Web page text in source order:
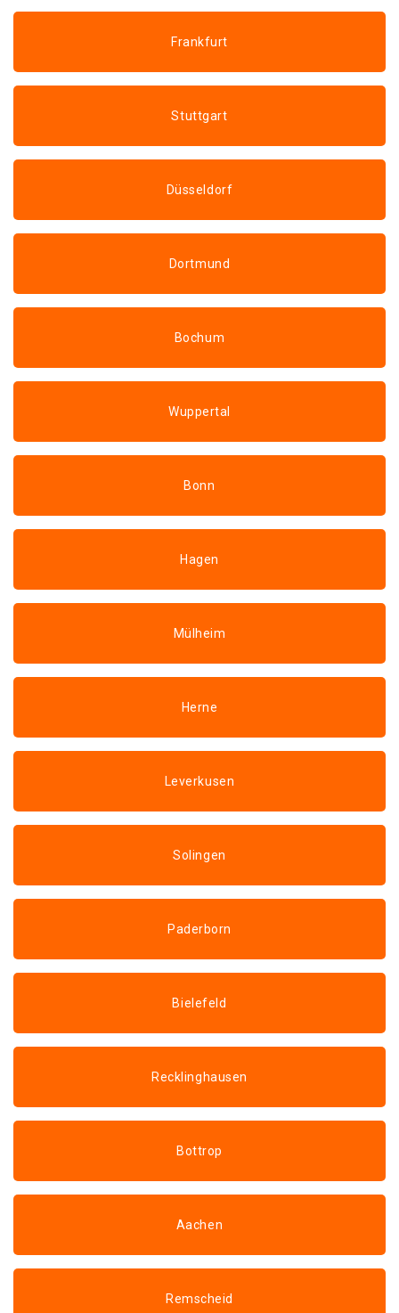
Frankfurt
Stuttgart
Düsseldorf
Dortmund
Bochum
Wuppertal
Bonn
Hagen
Mülheim
Herne
Leverkusen
Solingen
Paderborn
Bielefeld
Recklinghausen
Bottrop
Aachen
Remscheid